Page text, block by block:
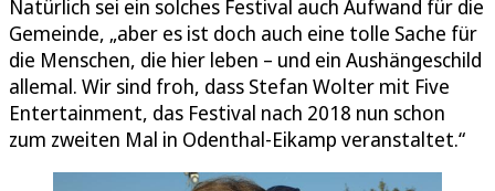
Natürlich sei ein solches Festival auch Aufwand für die
Gemeinde, „aber es ist doch auch eine tolle Sache für
die Menschen, die hier leben – und ein Aushängeschild
allemal. Wir sind froh, dass Stefan Wolter mit Five
Entertainment, das Festival nach 2018 nun schon
zum zweiten Mal in Odenthal-Eikamp veranstaltet.“